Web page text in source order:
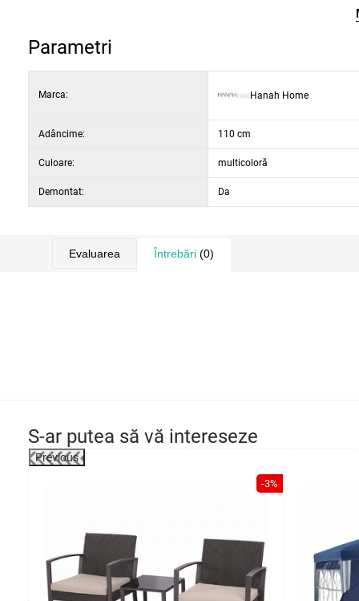
cadru:picioare metalice
lățime:200 cm
înălțimea șezutului:
Parametri
Marca: Hanah Home
Adâncime: 110 cm
Culoare: multicoloră
Demontat: Da
Evaluarea Întrebări (0)
S-ar putea să vă intereseze
Previous
-3%